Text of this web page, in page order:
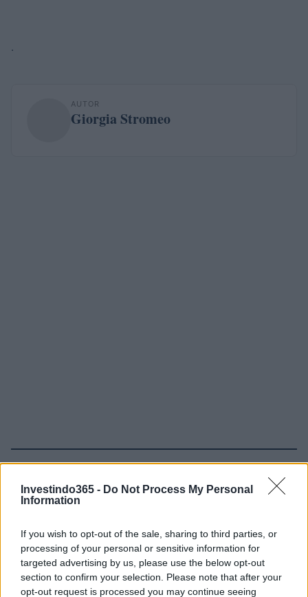
Investindo365 - Do Not Process My Personal
Information
If you wish to opt-out of the sale, sharing to third parties, or
processing of your personal or sensitive information for
targeted advertising by us, please use the below opt-out
section to confirm your selection. Please note that after your
opt-out request is processed you may continue seeing
.
AUTOR
Giorgia Stromeo